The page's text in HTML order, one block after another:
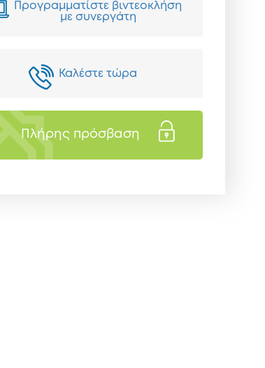
Προγραμματίστε βιντεοκλήση
με συνεργάτη
Καλέστε τώρα
Πλήρης πρόσβαση